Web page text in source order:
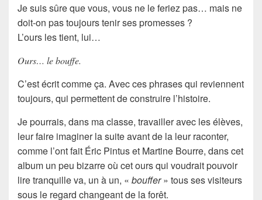
Je suis sûre que vous, vous ne le feriez pas… mais ne
doit-on pas toujours tenir sespromesses ?
L’ours les tient, lui…
Ours… le bouffe.
C’est écrit comme ça. Avec ces phrases qui reviennent
toujours, qui permettent de construire l’histoire.
Je pourrais, dans ma classe, travailler avec les élèves,
leur faire imaginer la suite avant de la leur raconter,
comme l’ont fait Éric Pintuset Martine Bourre, dans cet
album un peu bizarre où cet ours qui voudrait pouvoir
lire tranquille va, un à un, « bouffer» tous ses visiteurs
sous le regard changeant de laforêt.